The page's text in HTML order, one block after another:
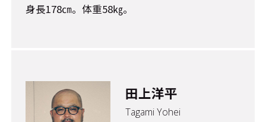
身長178㎝。体重58㎏。
田上洋平
Tagami Yohei